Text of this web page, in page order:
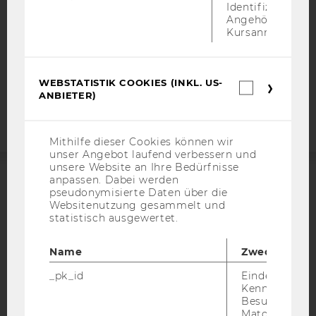
DATENSCHUTZERKLÄRUNG
STUDIENBEWERBER*INNEN UND STUDIERENDE
COOKIE EINSTELLUNGEN
Barrierefreiheitserklärung
ACCREDITED BY:
EQUIS AACSB
Identifizierung
Angehörige/r für
Kursanmeldung.
WEBSTATISTIK COOKIES (INKL. US-
ANBIETER)
Mithilfe dieser Cookies können wir
unser Angebot laufend verbessern und
unsere Website an Ihre Bedürfnisse
anpassen. Dabei werden
pseudonymisierte Daten über die
Websitenutzung gesammelt und
statistisch ausgewertet.
Name
Zweck
_pk_id
Eindeutige
Besuchers